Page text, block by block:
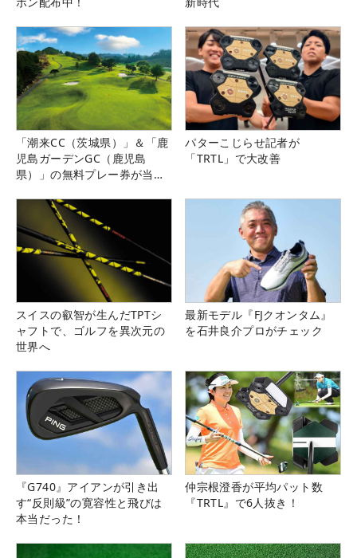
「潮来CC（茨城県）」＆「鹿
児島ガーデンGC（鹿児島
県）」の無料プレー券が当た
パターこじらせ記者が
「TRTL」で大改善
スイスの叡智が生んだTPTシ
ャフトで、ゴルフを異次元の
世界へ
最新モデル『FJクオンタム』
を石井良介プロがチェック
『G740』アイアンが引き出
す“反則級”の寛容性と飛びは
本当だった！
仲宗根澄香が平均パット数
『TRTL』で6人抜き！